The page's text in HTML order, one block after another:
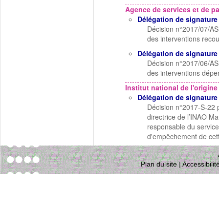
Agence de services et de
Délégation de signature
Décision n°2017/07/
des interventions
Délégation de signature
Décision n°2017/06/
des interventions
Institut national de
Délégation de signature
Décision n°2017-S-
directrice de l’INAO
responsable du
d'empêchement de
Plan du site|